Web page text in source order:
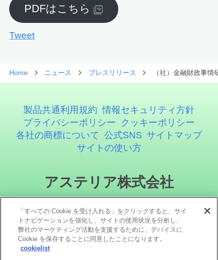
PDFはこちら
Tweet
Home ニュース プレスリリース （社）金融財政事
製品共通利用規約 情報セキュリティ方針
プライバシーポリシー
クッキーポリシー
各社の商標について 公式SNS サイトマップ
サイトの使い方
アステリア株式会社
「すべての Cookie を受け入れる」をクリックすると、サイ
トナビゲーションを強化し、サイトの使用状況を分析し、
弊社のマーケティング活動を支援するために、デバイスに
Cookie を保存することに同意したことになります。
cookielist